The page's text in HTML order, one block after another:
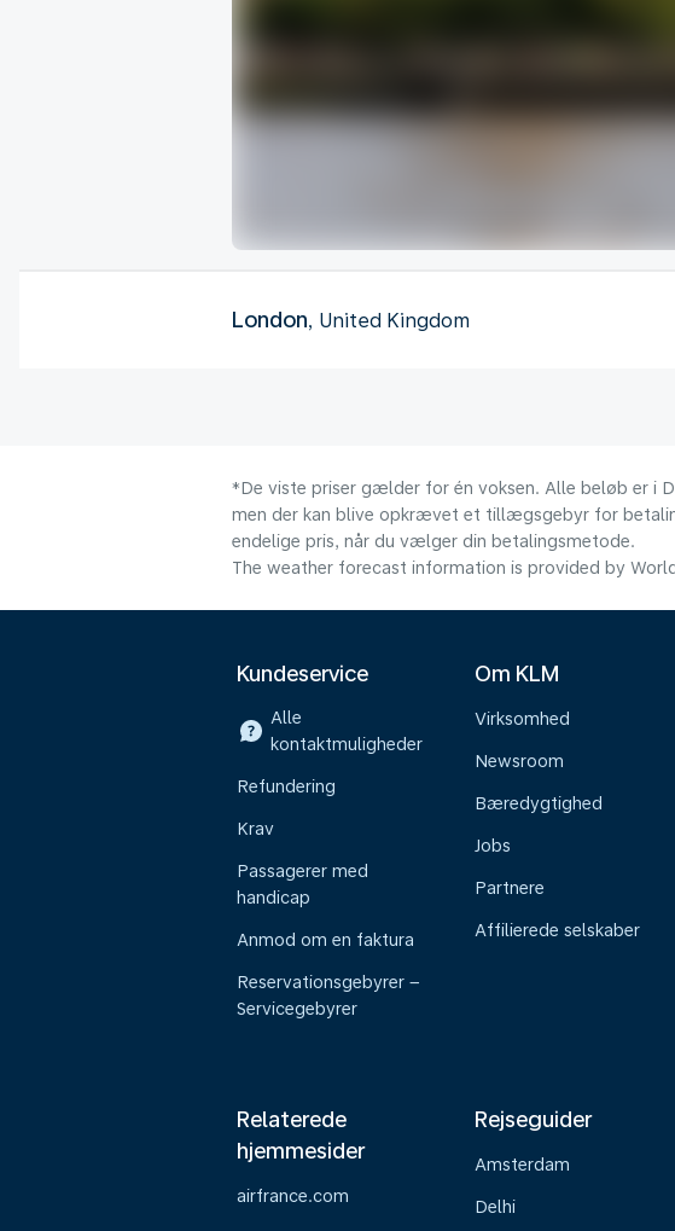
London, United Kingdom
*De viste priser gælder for én voksen. Alle beløb er i
men der kan blive opkrævet et tillægsgebyr for
endelige pris, når du vælger din betalingsmetode.
The weather forecast information is provided by
Kundeservice
Alle
kontaktmuligheder
Refundering
Krav
Passagerer med
handicap
Anmod om en faktura
Reservationsgebyrer –
Servicegebyrer
Om KLM
Virksomhed
Newsroom
Bæredygtighed
Jobs
Partnere
Affilierede selskaber
Relaterede
hjemmesider
airfrance.com
Rejseguider
Amsterdam
Delhi